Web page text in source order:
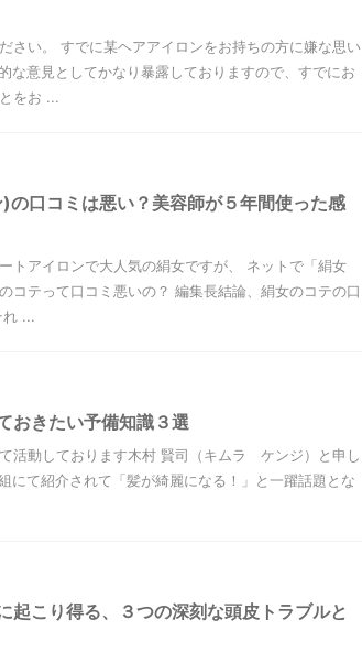
さい。 すでに某ヘアアイロンをお持ちの方に嫌な思い
な意見としてかなり暴露しておりますので、すでにお
をお ...
口コミは悪い？美容師が５年間使った感
トアイロンで大人気の絹女ですが、 ネットで「絹女
テって口コミ悪いの？ 編集長結論、絹女のコテの口
...
おきたい予備知識３選
活動しております木村 賢司（キムラ ケンジ）と申し
にて紹介されて「髪が綺麗になる！」と一躍話題とな
起こり得る、３つの深刻な頭皮トラブルと